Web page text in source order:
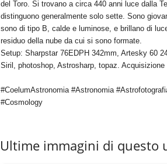
del Toro. Si trovano a circa 440 anni luce dalla
distinguono generalmente solo sette. Sono
sono di tipo B, calde e luminose, e brillano di
residuo della nube da cui si sono formate.
Setup: Sharpstar 76EDPH 342mm, Artesky 60
Siril, photoshop, Astrosharp, topaz.
#CoelumAstronomia #Astronomia
#Cosmology
Ultime immagini di questo